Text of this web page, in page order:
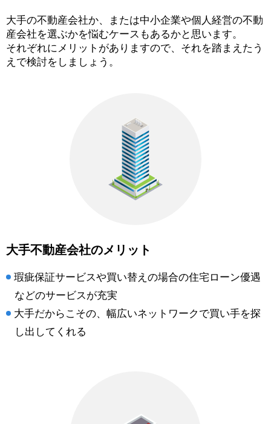
大手の不動産会社か、または中小企業や個人経営の不動
産会社を選ぶかを悩むケースもあるかと思います。
それぞれにメリットがありますので、それを踏まえたう
えで検討をしましょう。
大手不動産会社のメリット
瑕疵保証サービスや買い替えの場合の住宅ローン優遇
などのサービスが充実
大手だからこその、幅広いネットワークで買い手を探
し出してくれる